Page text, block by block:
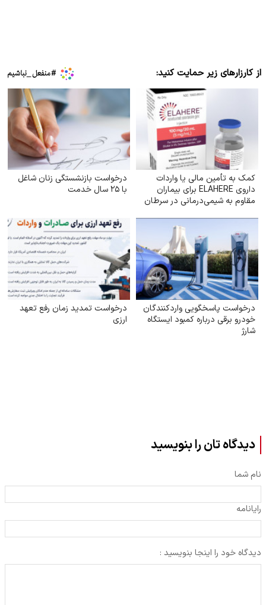
از کارزارهای زیر حمایت کنید:
کمک به تأمین مالی یا واردات
داروی ELAHERE برای بیماران
مقاوم به شیمی‌درمانی در سرطان
درخواست بازنشستگی زنان شاغل
با ۲۵ سال خدمت
درخواست پاسخگویی واردکنندگان
خودرو برقی درباره کمبود ایستگاه
شارژ
درخواست تمدید زمان رفع تعهد
ارزی
دیدگاه تان را بنویسید
نام شما
رایانامه
دیدگاه خود را اینجا بنویسید :